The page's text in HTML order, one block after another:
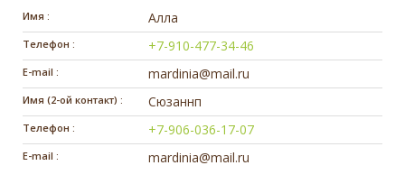
Имя : Алла
Телефон : +7-910-477-34-46
E-mail : mardinia@mail.ru
Имя (2-ой контакт) : Сюзаннп
Телефон : +7-906-036-17-07
E-mail : mardinia@mail.ru